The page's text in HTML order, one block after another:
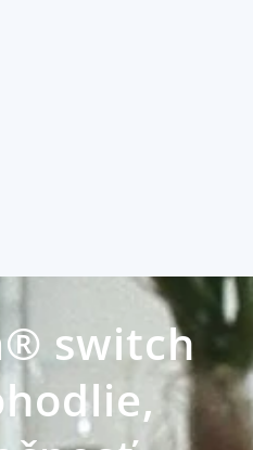
switch